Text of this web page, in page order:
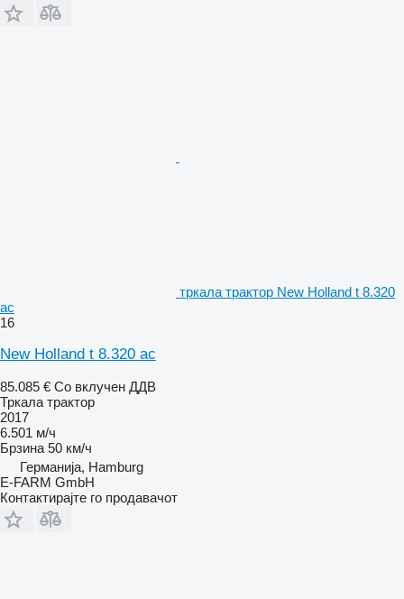
тркала трактор New Holland t 8.320
ac
16
New Holland t 8.320 ac
85.085 € Со вклучен ДДВ
Тркала трактор
2017
6.501 м/ч
Брзина 50 км/ч
Германија, Hamburg
E-FARM GmbH
Контактирајте го продавачот